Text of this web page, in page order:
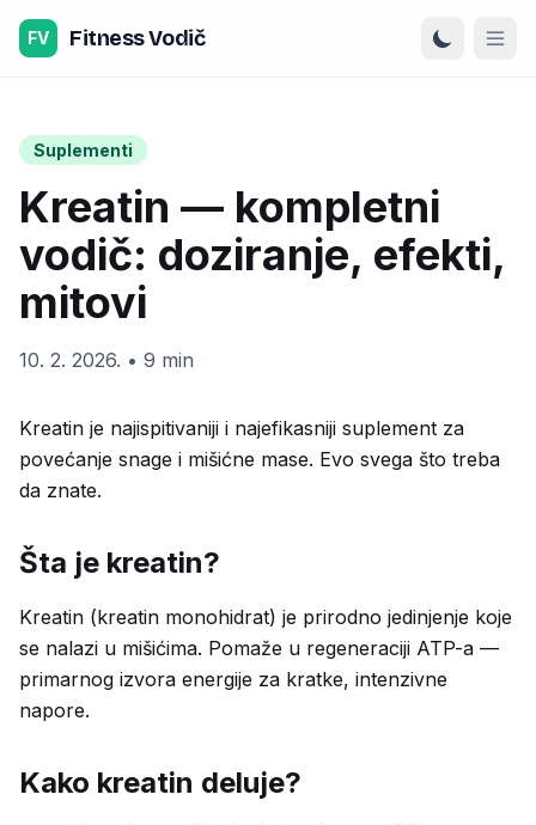
Preskoči na sadržaj
FV Fitness Vodič
Suplementi
Kreatin — kompletni
vodič: doziranje, efekti,
mitovi
10. 2. 2026. • 9 min
Kreatin je najispitivaniji i najefikasniji suplement za
povećanje snage i mišićne mase. Evo svega što treba
da znate.
Šta je kreatin?
Kreatin (kreatin monohidrat) je prirodno jedinjenje koje
se nalazi u mišićima. Pomaže u regeneraciji ATP-a —
primarnog izvora energije za kratke, intenzivne
napore.
Kako kreatin deluje?